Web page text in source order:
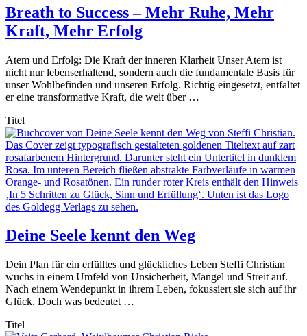
Breath to Success – Mehr Ruhe, Mehr
Kraft, Mehr Erfolg
Atem und Erfolg: Die Kraft der inneren Klarheit Unser Atem ist
nicht nur lebenserhaltend, sondern auch die fundamentale Basis für
unser Wohlbefinden und unseren Erfolg. Richtig eingesetzt, entfaltet
er eine transformative Kraft, die weit über …
Titel
Deine Seele kennt den Weg
Dein Plan für ein erfülltes und glückliches Leben Steffi Christian
wuchs in einem Umfeld von Unsicherheit, Mangel und Streit auf.
Nach einem Wendepunkt in ihrem Leben, fokussiert sie sich auf ihr
Glück. Doch was bedeutet …
Titel